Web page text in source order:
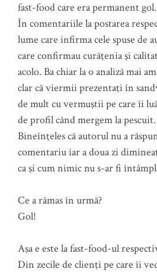
fast-food care era permanent gol.
În comentariile la postarea
lume care infirma cele spuse de
care confirmau curăţenia şi
acolo. Ba chiar la o analiză mai
clar că viermii prezentaţi în
de mult cu vermuştii pe care îi
de profil când mergem la pescuit.
Bineînţeles că autorul nu a
comentariu iar a doua zi
ca şi cum nimic nu s-ar fi
Ce a rămas în urmă?
Gol!
Aşa e este la fast-food-ul
Din zecile de clienţi pe care îi